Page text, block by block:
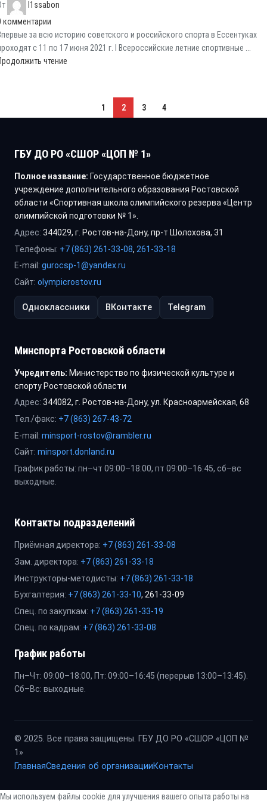
l1ssabon
комментарии
за всю историю советского и российского спорта в Ессентуках
с 11 по 17 июня 2021 г. I Всероссийские летние спортивные ...
чтение
1 2 3 4
ГБУ ДО РО «СШОР «ЦОП № 1»
Полное название: Государственное бюджетное
учреждение дополнительного образования Ростовской
области «Спортивная школа олимпийского резерва «Центр
олимпийской подготовки № 1».
Адрес: 344029, г. Ростов-на-Дону, пр-т Шолохова, 31
Телефоны: +7 (863) 261-33-08, 261-33-18
E-mail: gurocsp-1@yandex.ru
Сайт: olympicrostov.ru
Одноклассники ВКонтакте Telegram
Минспорта Ростовской области
Учредитель: Министерство по физической культуре и
спорту Ростовской области
Адрес: 344082, г. Ростов-на-Дону, ул. Красноармейская, 68
Тел./факс: +7 (863) 267-43-72
E-mail: minsport-rostov@rambler.ru
Сайт: minsport.donland.ru
График работы: пн–чт 09:00–18:00, пт 09:00–16:45, сб–вс
выходные.
Контакты подразделений
Приёмная директора: +7 (863) 261-33-08
Зам. директора: +7 (863) 261-33-18
Инструкторы-методисты: +7 (863) 261-33-18
Бухгалтерия: +7 (863) 261-33-10, 261-33-09
Спец. по закупкам: +7 (863) 261-33-19
Спец. по кадрам: +7 (863) 261-33-08
График работы
Пн–Чт: 09:00–18:00, Пт: 09:00–16:45 (перерыв 13:00–13:45).
Сб–Вс: выходные.
© 2025. Все права защищены. ГБУ ДО РО «СШОР «ЦОП №
1»
ГлавнаяСведения об организацииКонтакты
Мы используем файлы cookie для улучшения вашего опыта работы на